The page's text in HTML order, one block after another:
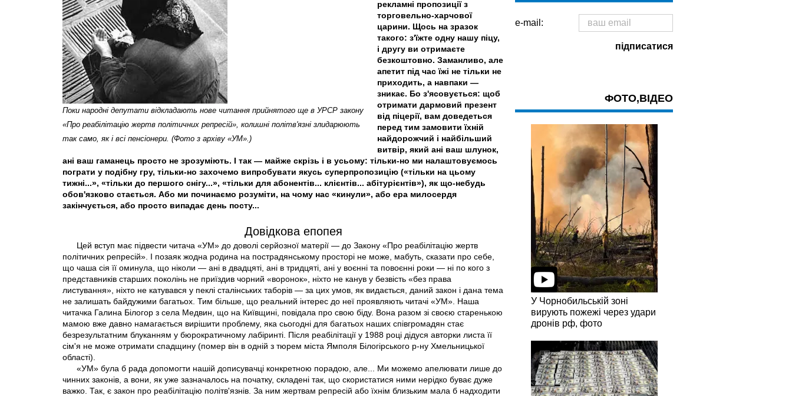
Поки народні депутати відкладають нове читання прийнятого ще в УРСР закону
«Про реабілітацію жертв політичних репресій», колишні політв'язні злидарюють
так само, як і всi пенсіонери. (Фото з архiву «УМ».)
рекламні пропозиції з
торговельно-харчової
царини. Щось на зразок
такого: з'їжте одну нашу піцу,
і другу ви отримаєте
безкоштовно. Заманливо, але
апетит під час їжі не тільки не
приходить, а навпаки —
зникає. Бо з'ясовується: щоб
отримати дармовий презент
від піцерії, вам доведеться
перед тим замовити їхній
найдорожчий і найбільший
витвір, який ані ваш шлунок,
ані ваш гаманець просто не зрозуміють. І так — майже скрізь і в усьому: тільки-но ми налаштовуємось
пограти у подібну гру, тільки-но захочемо випробувати якусь суперпропозицію («тільки на цьому
тижні...», «тільки до першого снігу...», «тільки для абонентів... клієнтів... абітурієнтів»), як що-небудь
обов'язково стається. Або ми починаємо розуміти, на чому нас «кинули», або ера милосердя
закінчується, або просто випадає день посту...
Довідкова епопея
Цей вступ має підвести читача «УМ» до доволі серйозної матерії — до Закону «Про реабілітацію жертв
політичних репресій». І позаяк жодна родина на пострадянському просторі не може, мабуть, сказати про себе,
що чаша сiя її оминула, що ніколи — ані в двадцяті, ані в тридцяті, ані у воєнні та повоєнні роки — ні по кого з
представників старших поколінь не приїздив чорний «воронок», ніхто не канув у безвість «без права
листування», ніхто не катувався у пеклі сталінських таборів — за цих умов, як видається, даний закон і дана тема
не залишать байдужими багатьох. Тим більше, що реальний інтерес до неї проявляють читачі «УМ». Наша
читачка Галина Білогор з села Медвин, що на Київщині, повідала про свою біду. Вона разом зі своєю старенькою
мамою вже давно намагається вирішити проблему, яка сьогодні для багатьох наших співгромадян стає
безрезультатним блуканням у бюрократичному лабіринті. Після реабілітації у 1988 році дідуся авторки листа її
сім'я не може отримати спадщину (помер він в одній з тюрем міста Ямполя Білогірського р-ну Хмельницької
області).
«УМ» була б рада допомогти нашій дописувачці конкретною порадою, але... Ми можемо апелювати лише до
чинних законів, а вони, як уже зазначалось на початку, складені так, що скористатися ними нерідко буває дуже
важко. Так, є закон про реабілітацію політв'язнів. За ним жертвам репресій або їхнім близьким мала б надходити
e-mail:
ФОТО,ВІДЕО
У Чорнобильській зоні
вирують пожежі через удари
дронів рф, фото